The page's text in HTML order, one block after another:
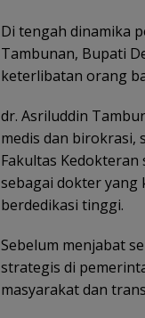
Di tengah dinamika
Tambunan, Bupati
keterlibatan orang
dr. Asriluddin
medis dan birokrasi,
Fakultas
sebagai dokter
berdedikasi tinggi.
Sebelum menjabat
strategis di
masyarakat dan